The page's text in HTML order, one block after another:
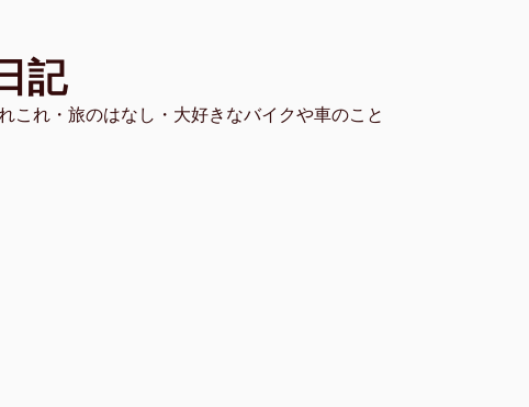
記
これ・旅のはなし・大好きなバイクや車のこと